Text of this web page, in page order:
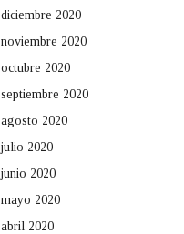
diciembre 2020
noviembre 2020
octubre 2020
septiembre 2020
agosto 2020
julio 2020
junio 2020
mayo 2020
abril 2020